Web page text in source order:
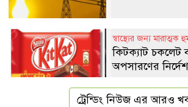
স্বাস্থ্যের জন্য মারাত্মক
কিটক্যাট চকলেট
অপসারণের
ট্রেন্ডিং নিউজ এর আরও